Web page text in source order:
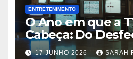
ENTRETENIMENTO
O Ano em que a
Cabeça: Do
de ‘Wandinha’
17 JUNHO 2026 SARAH